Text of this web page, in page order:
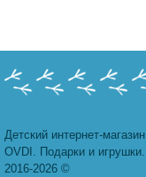
Детский интернет-магазин
OVDI. Подарки и игрушки.
2016-2026 ©